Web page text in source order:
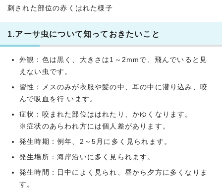
刺された部位の赤くはれた様子
1.アーサ虫について知っておきたいこと
外観：色は黒く、大きさは1～2mmで、飛んでいると見
えない虫です。
習性：メスのみが衣服や髪の中、耳の中に潜り込み、咬
んで吸血を行 います。
症状：咬まれた部位ははれたり、かゆくなります。
※症状のあらわれ方には個人差があります。
発生時期：例年、2～5月に多く見られます。
発生場所：海岸沿いに多く見られます。
発生時間：日中によく見られ、昼から夕方に多くなりま
す。